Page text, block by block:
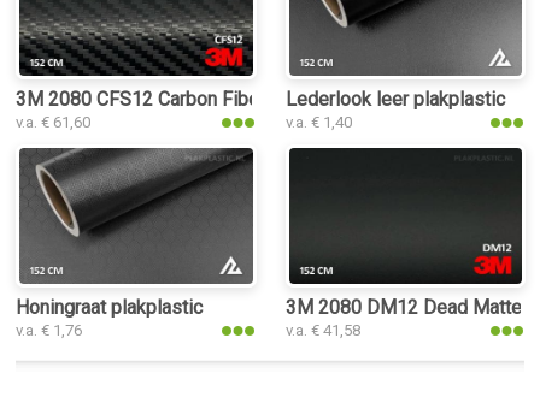
3M 2080 CFS12 Carbon Fiber Black plakplastic
v.a. € 61,60
Lederlook leer plakplastic
v.a. € 1,40
Honingraat plakplastic
v.a. € 1,76
3M 2080 DM12 Dead Matte
v.a. € 41,58